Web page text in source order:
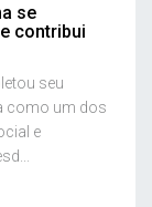
se
contribui
seu
como um dos
e